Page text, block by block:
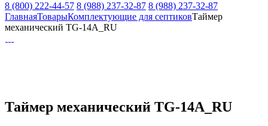
8 (800) 222-44-57 8 (988) 237-32-87 8 (988) 237-32-87
ГлавнаяТоварыКомплектующие для септиковТаймер
механический TG-14A_RU
Таймер механический TG-14A_RU